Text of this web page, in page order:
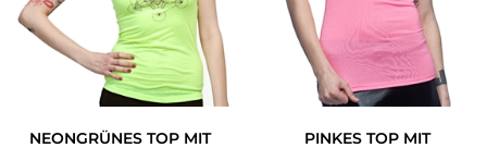
NEONGRÜNES TOP MIT
PINKES TOP MIT